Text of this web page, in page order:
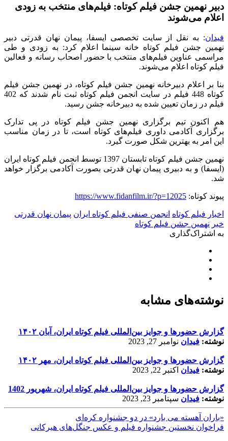
دبیر نهمین جشن فیلم کوتاه: فیلم‌های منتخب به زودی
اعلام می‌شوند
فیدان: به نقل از سایت تخصصی ایسفا، پیمان نهان قدرتی دبیر
نهمین جشن فیلم کوتاه خانه سینما اعلام کرد: به زودی و طی
مراسمی عناوین فیلمهای منتخب با حضور اصحاب رسانه و فعالین
فیلم کوتاه اعلام میشوند.
بنا بر اعلام دبیرخانه نهمین جشن فیلم کوتاه، در نهمین جشن فیلم
کوتاه 448 فیلم در سایت انجمن فیلم کوتاه ثبت نام شدند که 402
فیلم در زمان تعیین شده به دبیرخانه جشن رسید.
هم اکنون تیم برگزاری نهمین جشن فیلم کوتاه در پی تدارک
برگزاری آکادمی داوری فیلمهای کوتاه است، تا در زمان مناسب
این امر به بهترین شکل صورت گیرد.
نهمین جشن فیلم کوتاه تابستان 1397 توسط انجمن فیلم کوتاه ایران
(ایسفا) و به دبیری پیمان نهان قدرتی بصورت آکادمی برگزار خواهد
شد.
پیوند کوتاه: https://www.fidanfilm.ir/?p=12025
اخبار فیلم کوتاه انجمن صنفی فیلم کوتاه ایران پیمان نهان قدرتی
خبر نهمین جشن فیلم کوتاه
به اشتراک‌گذاری
نوشته‌های مشابه
گزارش حضورها و جوایز بین‌المللی فیلم کوتاه ایران، آبان ۱۴۰۲
نوشته: فیدان نوامبر 27, 2023
گزارش حضورها و جوایز بین‌المللی فیلم کوتاه ایران، مهر ۱۴۰۲
نوشته: فیدان اکتبر 22, 2023
گزارش حضورها و جوایز بین‌المللی فیلم کوتاه ایران، شهریور 1402
نوشته: فیدان سپتامبر 23, 2023
«باران آهسته می بارد» در دو جشنواره کره‌ای
فراخوان نخستین جشنواره فیلم و عکس جنگل‌های هیرکانی